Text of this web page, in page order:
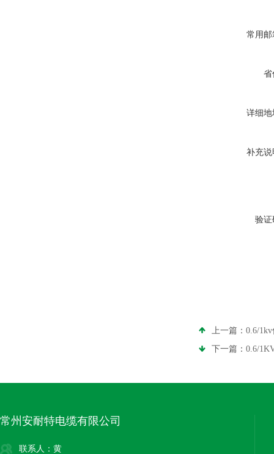
常用邮
省
详细地
补充说
验证
上一篇： 0.6/
下一篇： 0.6/
常州安耐特电缆有限公司
联系人：黄